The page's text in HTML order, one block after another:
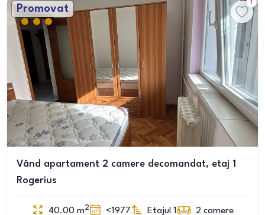
Promovat
1
Vând apartament 2 camere decomandat, etaj 1
Rogerius
40.00 m2 <1977 Etajul 1 2 camere